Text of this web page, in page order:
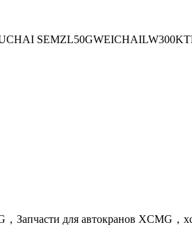
SEMZL50GWEICHAILW300K
Запчасти для автокранов XCMG，